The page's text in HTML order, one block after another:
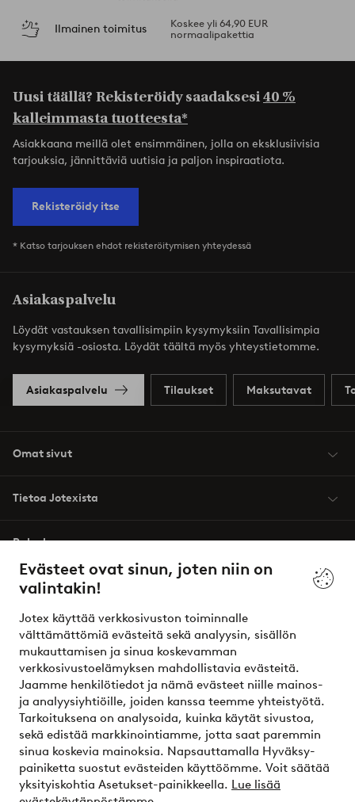
Evästeet ovat sinun, joten niin on
valintakin!
Jotex käyttää verkkosivuston toiminnalle
välttämättömiä evästeitä sekä analyysin, sisällön
mukauttamisen ja sinua koskevamman
verkkosivustoelämyksen mahdollistavia evästeitä.
Jaamme henkilötiedot ja nämä evästeet niille mainos-
ja analyysiyhtiöille, joiden kanssa teemme yhteistyötä.
Tarkoituksena on analysoida, kuinka käytät sivustoa,
sekä edistää markkinointiamme, jotta saat paremmin
sinua koskevia mainoksia. Napsauttamalla Hyväksy-
painiketta suostut evästeiden käyttöömme. Voit säätää
yksityiskohtia Asetukset-painikkeella. Lue lisää
Ilmainen toimitus
Koskee yli 64,90 EUR
normaalipakettia
Uusi täällä? Rekisteröidy saadaksesi40 %
kalleimmasta tuotteesta*
Asiakkaana meillä olet ensimmäinen, jolla on eksklusiivisia
tarjouksia, jännittäviä uutisia ja paljon inspiraatiota.
Rekisteröidy itse
* Katso tarjouksen ehdot rekisteröitymisen yhteydessä
Asiakaspalvelu
Löydät vastauksen tavallisimpiin kysymyksiin Tavallisimpia
kysymyksiä -osiosta. Löydät täältä myös yhteystietomme.
Asiakaspalvelu Tilaukset Maksutavat
Omat sivut
Tietoa Jotexista
Palvelumme
Ehdot
Ystävät
Turvalliset maksut – maksa nyt tai erissä
Haluatko tietää lisää maksuvaihtoehdoistamme?
elpy